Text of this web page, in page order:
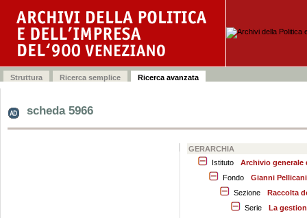
scheda 5966
GERARCHIA
Istituto
Archivio generale
Fondo
Gianni Pellicani
Sezione
Raccolta
Serie
La